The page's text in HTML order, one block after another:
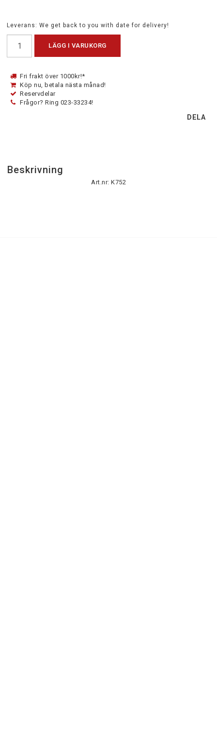
Leverans: We get back to you with date for delivery!
LÄGG I VARUKORG
Fri frakt över 1000kr!*
Köp nu, betala nästa månad!
Reservdelar
Frågor? Ring 023-33234!
DELA
Beskrivning
Art.nr: K752